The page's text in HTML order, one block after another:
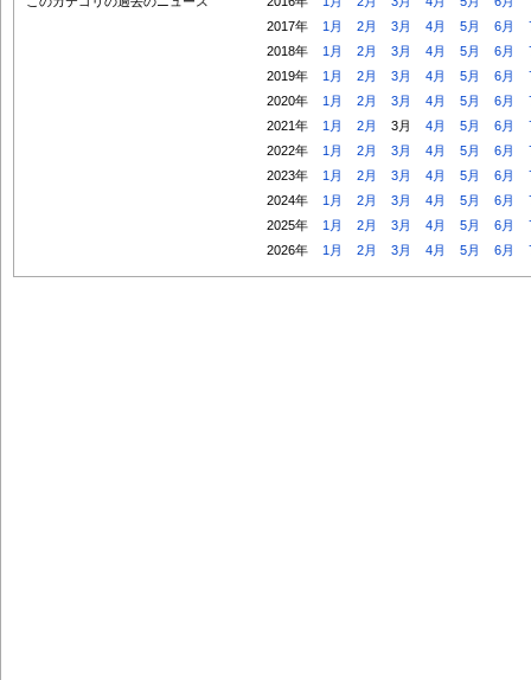
2017年
1月 2月 3月 4月 5月 6月
2018年
1月 2月 3月 4月 5月 6月
2019年
1月 2月 3月 4月 5月 6月
2020年
1月 2月 3月 4月 5月 6月
2021年
1月 2月 3月 4月 5月 6月
2022年
1月 2月 3月 4月 5月 6月
2023年
1月 2月 3月 4月 5月 6月
2024年
1月 2月 3月 4月 5月 6月
2025年
1月 2月 3月 4月 5月 6月
2026年
1月 2月 3月 4月 5月 6月